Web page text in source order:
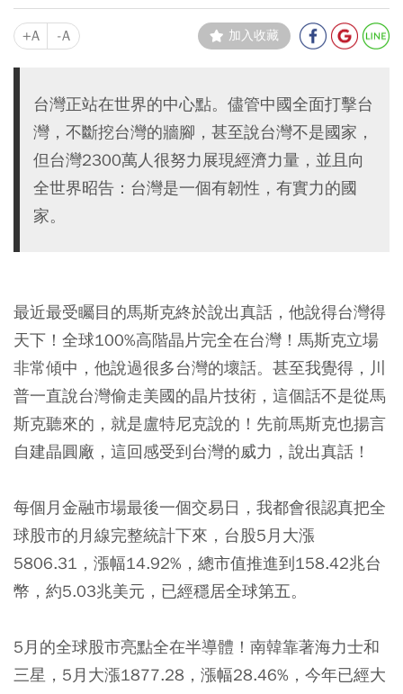
+A -A 加入收藏
台灣正站在世界的中心點。儘管中國全面打擊台
灣，不斷挖台灣的牆腳，甚至說台灣不是國家，
但台灣2300萬人很努力展現經濟力量，並且向
全世界昭告：台灣是一個有韌性，有實力的國
家。
最近最受矚目的馬斯克終於說出真話，他說得台灣得
天下！全球100%高階晶片完全在台灣！馬斯克立場
非常傾中，他說過很多台灣的壞話。甚至我覺得，川
普一直說台灣偷走美國的晶片技術，這個話不是從馬
斯克聽來的，就是盧特尼克說的！先前馬斯克也揚言
自建晶圓廠，這回感受到台灣的威力，說出真話！
每個月金融市場最後一個交易日，我都會很認真把全
球股市的月線完整統計下來，台股5月大漲
5806.31，漲幅14.92%，總市值推進到158.42兆台
幣，約5.03兆美元，已經穩居全球第五。
5月的全球股市亮點全在半導體！南韓靠著海力士和
三星，5月大漲1877.28，漲幅28.46%，今年已經大